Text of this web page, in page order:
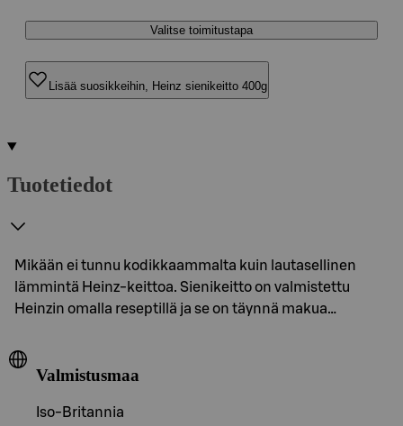
Valitse toimitustapa
Lisää suosikkeihin, Heinz sienikeitto 400g
Tuotetiedot
Mikään ei tunnu kodikkaammalta kuin lautasellinen
lämmintä Heinz-keittoa. Sienikeitto on valmistettu
Heinzin omalla reseptillä ja se on täynnä makua…
Valmistusmaa
Iso-Britannia